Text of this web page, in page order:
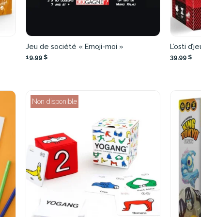
Jeu de société « Emoji-moi »
19,99 $
L’osti
39,99 $
Non disponible